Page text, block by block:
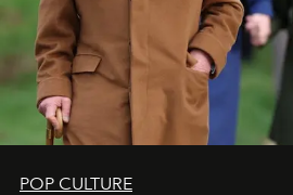
POP CULTURE